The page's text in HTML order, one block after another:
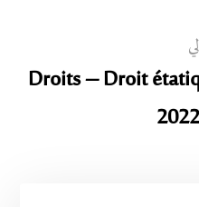
Droits – Droit